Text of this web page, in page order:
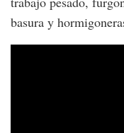
basura y